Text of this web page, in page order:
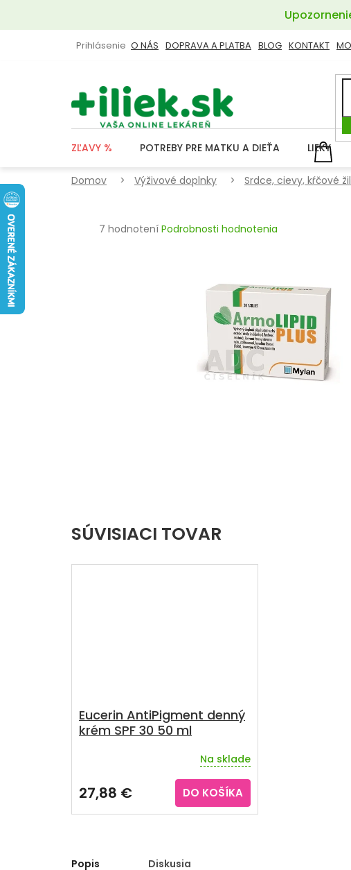
obsah
O NÁS DOPRAVA A PLATBA BLOG KONTAKT
Prihlásenie
ZĽAVY % POTREBY PRE MATKU A DIEŤA LIEKY
Domov Výživové doplnky Srdce, cievy, kŕčové
Priemerné
7 hodnotení Podrobnosti hodnotenia
SÚVISIACI TOVAR
Eucerin AntiPigment denný
krém SPF 30 50 ml
produktu
je
5,0
Na sklade
27,88 € DO KOŠÍKA
Popis Diskusia